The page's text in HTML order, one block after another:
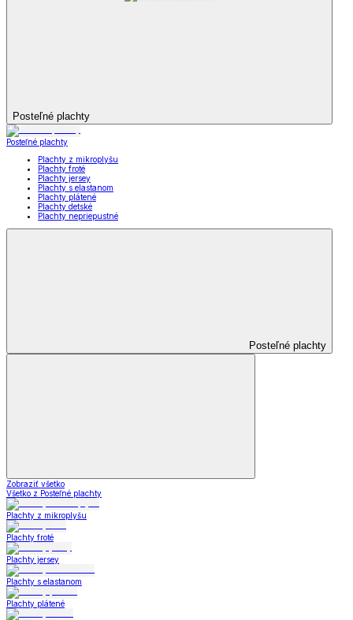
Posteľné plachty
Posteľné plachty
Plachty z mikroplyšu
Plachty froté
Plachty jersey
Plachty s elastanom
Plachty plátené
Plachty detské
Plachty nepriepustné
Posteľné plachty
Zobraziť všetko
Všetko z Posteľné plachty
Plachty z mikroplyšu
Plachty froté
Plachty jersey
Plachty s elastanom
Plachty plátené